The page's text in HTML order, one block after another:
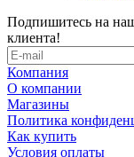
Подпишитесь на
клиента!
Компания
О компании
Магазины
Политика
Как купить
Условия оплаты